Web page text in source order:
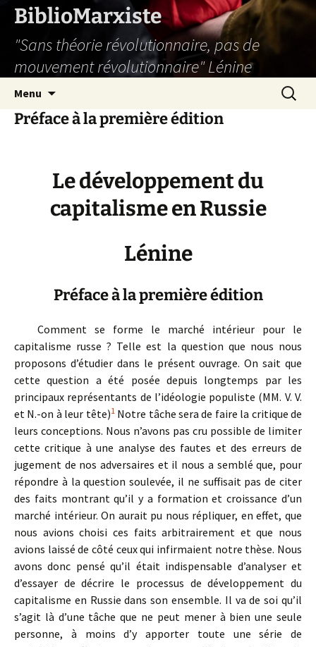
Aller
contenu
BiblioMarxiste
"Sans théorie révolutionnaire, pas de
mouvement révolutionnaire" Lénine
Menu
Préface à la première édition
Le développement du
capitalisme en Russie
Lénine
Préface à la première édition
Comment se forme le marché intérieur pour le
capitalisme russe ? Telle est la question que nous nous
proposons d’étudier dans le présent ouvrage. On sait que
cette question a été posée depuis longtemps par les
principaux représentants de l’idéologie populiste (MM. V. V.
et N.-on à leur tête)1Notre tâche sera de faire la critique de
leurs conceptions. Nous n’avons pas cru possible de limiter
cette critique à une analyse des fautes et des erreurs de
jugement de nos adversaires et il nous a semblé que, pour
répondre à la question soulevée, il ne suffisait pas de citer
des faits montrant qu’il y a formation et croissance d’un
marché intérieur. On aurait pu nous répliquer, en effet, que
nous avions choisi ces faits arbitrairement et que nous
avions laissé de côté ceux qui infirmaient notre thèse. Nous
avons donc pensé qu’il était indispensable d’analyser et
d’essayer de décrire le processus de développement du
capitalisme en Russie dans son ensemble. Il va de soi qu’il
s’agit là d’une tâche que ne peut mener à bien une seule
personne, à moins d’y apporter toute une série de